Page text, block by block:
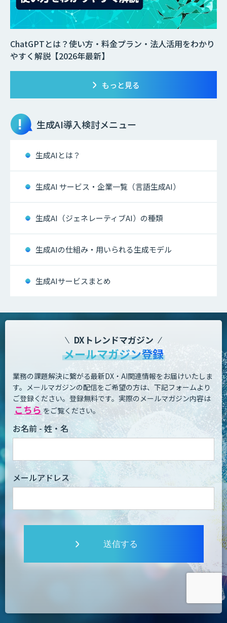
ChatGPTとは？使い方・料金プラン・法人活用をわかり
やすく解説【2026年最新】
もっと見る
生成AI導入検討メニュー
生成AIとは？
生成AI サービス・企業一覧（言語生成AI）
生成AI（ジェネレーティブAI）の種類
生成AIの仕組み・用いられる生成モデル
生成AIサービスまとめ
DXトレンドマガジン
メールマガジン登録
業務の課題解決に繋がる最新DX・AI関連情報をお届けいたしま
す。 メールマガジンの配信をご希望の方は、下記フォームより
ご登録ください。登録無料です。 実際のメールマガジン内容は
こちら をご覧ください。
お名前 - 姓・名
メールアドレス
送信する